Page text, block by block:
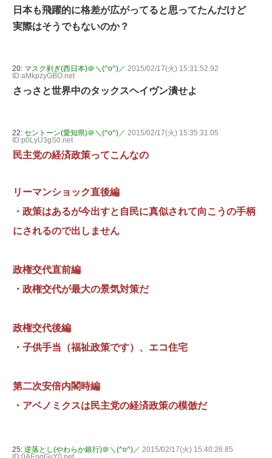
日本も飛躍的に格差が広がってると思ってたんだけど
実際はそうでもないのか？
20: マスク剥ぎ(西日本)＠＼(^o^)／ 2015/02/17(火) 15:31:52.92
ID:aMkpzyGBO.net
さっさと世界中のタックスヘイヴン潰せよ
22: セントーン(愛知県)＠＼(^o^)／ 2015/02/17(火) 15:35:31.05
ID:p0LyU3gS0.net
民主党の経済政策ってこんなの
リーマンショック直後編
・政策はあるが今出すと自民に真似されて向こうの手柄
にされるので出しません
政権交代直前編
・政権交代が最大の景気対策だ
政権交代後編
・子供手当（福祉政策です）、エコ住宅
第二次安倍内閣時編
・アベノミクスは民主党の経済政策の模倣だ
25: 逆落とし(やわらか銀行)＠＼(^o^)／ 2015/02/17(火) 15:40:26.85